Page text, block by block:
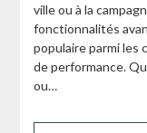
ville ou à la
fonctionnalités
populaire parmi les
de performance.
ou…